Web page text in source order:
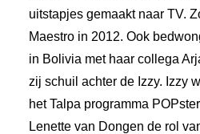
uitstapjes gemaakt naar TV.
Maestro in 2012. Ook
in Bolivia met haar collega
zij schuil achter de Izzy. Izzy
het Talpa programma
Lenette van Dongen de rol